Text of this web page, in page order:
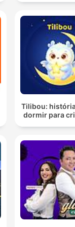
Tilibou:
dormir para